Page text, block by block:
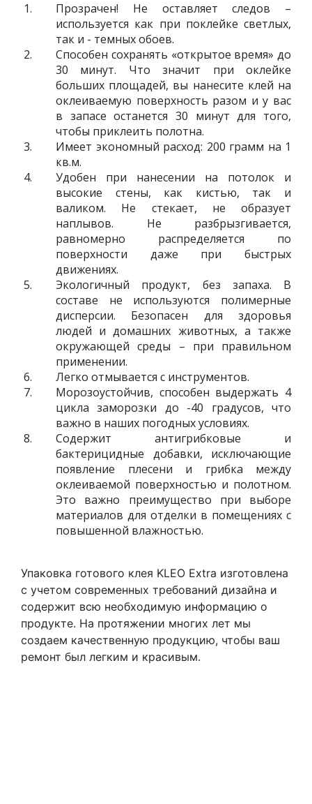
Прозрачен! Не оставляет следов –
используется как при поклейке светлых,
так и - темных обоев.
Способен сохранять «открытое время» до
30 минут. Что значит при оклейке
больших площадей, вы нанесите клей на
оклеиваемую поверхность разом и у вас
в запасе останется 30 минут для того,
чтобы приклеить полотна.
Имеет экономный расход: 200 грамм на 1
кв.м.
Удобен при нанесении на потолок и
высокие стены, как кистью, так и
валиком. Не стекает, не образует
наплывов. Не разбрызгивается,
равномерно распределяется по
поверхности даже при быстрых
движениях.
Экологичный продукт, без запаха. В
составе не используются полимерные
дисперсии. Безопасен для здоровья
людей и домашних животных, а также
окружающей среды – при правильном
применении.
Легко отмывается с инструментов.
Морозоустойчив, способен выдержать 4
цикла заморозки до -40 градусов, что
важно в наших погодных условиях.
Содержит антигрибковые и
бактерицидные добавки, исключающие
появление плесени и грибка между
оклеиваемой поверхностью и полотном.
Это важно преимущество при выборе
материалов для отделки в помещениях с
повышенной влажностью.
Упаковка готового клея KLEO Extra изготовлена
с учетом современных требований дизайна и
содержит всю необходимую информацию о
продукте. На протяжении многих лет мы
создаем качественную продукцию, чтобы ваш
ремонт был легким и красивым.